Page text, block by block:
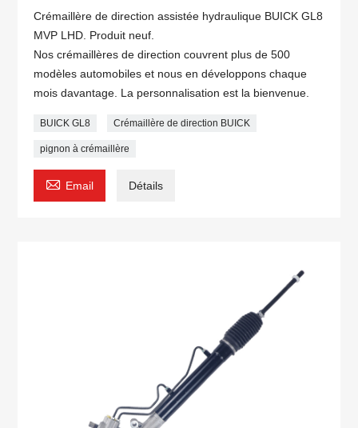
Crémaillère de direction assistée hydraulique BUICK GL8
MVP LHD. Produit neuf.
Nos crémaillères de direction couvrent plus de 500
modèles automobiles et nous en développons chaque
mois davantage. La personnalisation est la bienvenue.
BUICK GL8 Crémaillère de direction BUICK
pignon à crémaillère
 Email Détails